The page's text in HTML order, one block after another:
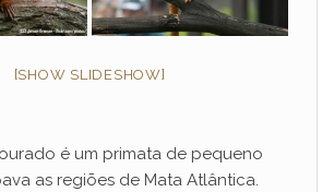
[SHOW SLIDESHOW]
é um primata de pequeno
as regiões de Mata Atlântica.